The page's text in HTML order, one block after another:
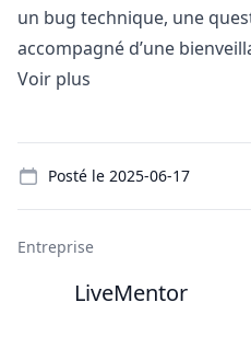
un bug technique, une
accompagné d’une
Voir plus
Posté le 2025-06-17
Entreprise
LiveMentor